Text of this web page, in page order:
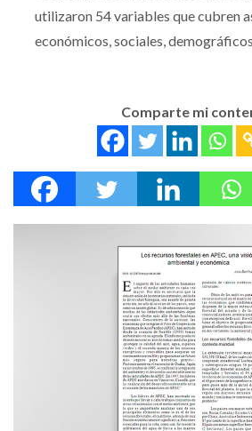
utilizaron 54 variables que cubren
económicos, sociales,
Comparte mi